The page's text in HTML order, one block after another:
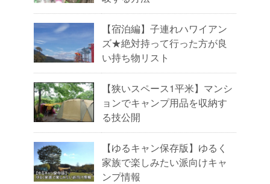
【宿泊編】子連れハワイアン
ズ★絶対持って行った方が良
い持ち物リスト
【狭いスペース1平米】マンシ
ョンでキャンプ用品を収納す
る技公開
【ゆるキャン保存版】ゆるく
家族で楽しみたい派向けキャ
ンプ情報